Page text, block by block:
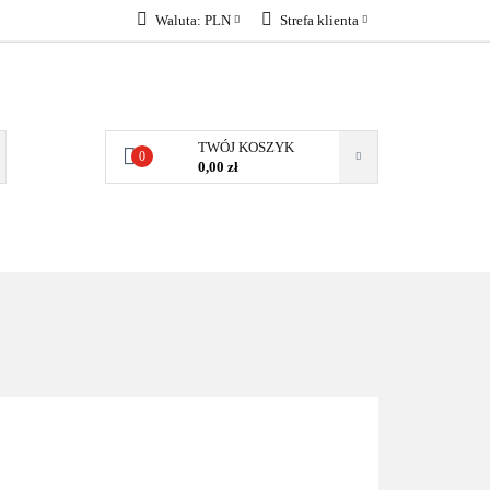
Waluta: PLN Strefa klienta
Dodaj zgłoszenie
Zgody cookies
0
TWÓJ KOSZYK
0,00 zł
KONTAKT